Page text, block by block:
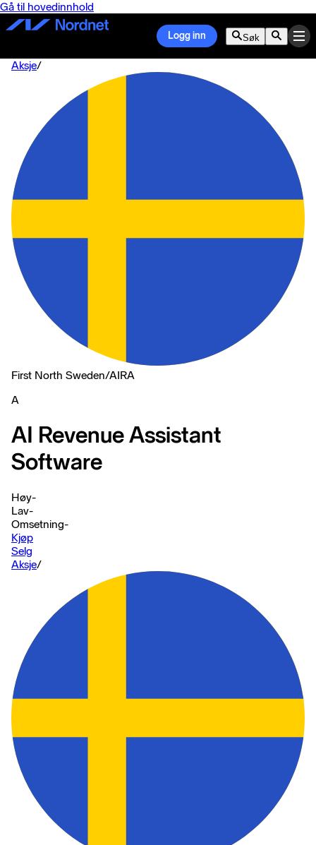
Gå til hovedinnhold
Logg inn Søk
Aksje/
First North Sweden/AIRA
A
AI Revenue Assistant
Software
Høy-
Lav-
Omsetning-
Kjøp
Selg
Aksje/